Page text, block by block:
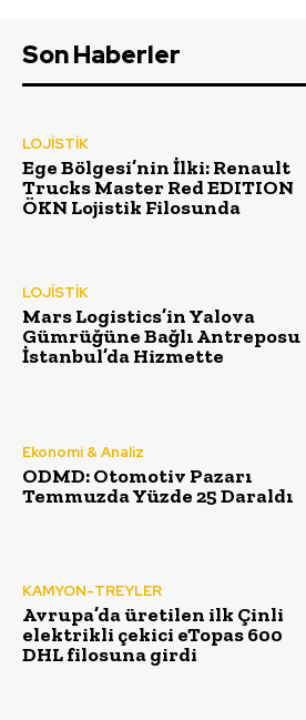
Son Haberler
LOJİSTİK
Ege Bölgesi’nin İlki: Renault
Trucks Master Red EDITION
ÖKN Lojistik Filosunda
LOJİSTİK
Mars Logistics’in Yalova
Gümrüğüne Bağlı Antreposu
İstanbul’da Hizmette
Ekonomi & Analiz
ODMD: Otomotiv Pazarı
Temmuzda Yüzde 25 Daraldı
KAMYON-TREYLER
Avrupa’da üretilen ilk Çinli
elektrikli çekici eTopas 600
DHL filosuna girdi